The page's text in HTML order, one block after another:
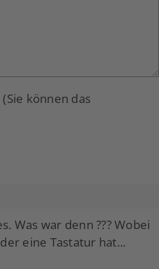
können das
Was war denn ??? Wobei
eine Tastatur hat...